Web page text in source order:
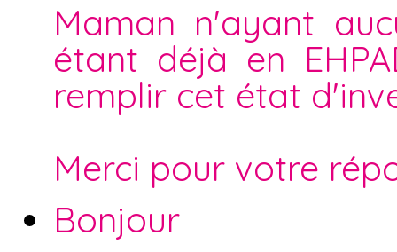
Maman n'ayant
étant déjà en
remplir cet état
Merci pour votre
Bonjour